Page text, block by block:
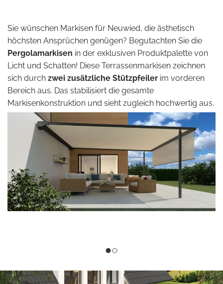
Sie wünschen Markisen für Neuwied, die ästhetisch
höchsten Ansprüchen genügen? Begutachten Sie die
Pergolamarkisen in der exklusiven Produktpalette von
Licht und Schatten! Diese Terrassenmarkisen zeichnen
sich durch zwei zusätzliche Stützpfeiler im vorderen
Bereich aus. Das stabilisiert die gesamte
Markisenkonstruktion und sieht zugleich hochwertig aus.